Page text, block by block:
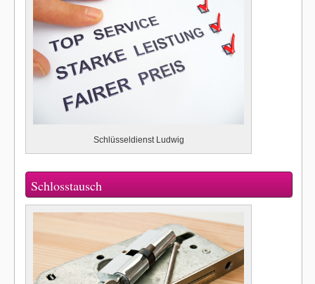
Schlüsseldienst Ludwig
Schlosstausch